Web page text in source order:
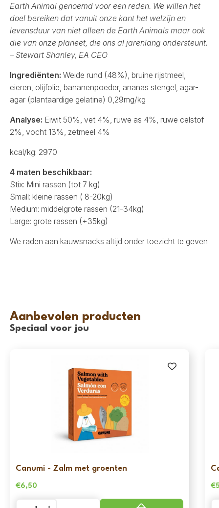
Earth Animal genoemd voor een reden. We willen het
doel bereiken dat vanuit onze kant het welzijn en
levensduur van niet alleen de Earth Animals maar ook
die van onze planeet, die ons al jarenlang ondersteunt.
– Stewart Shanley, EA CEO
Ingrediënten: Weide rund (48%), bruine rijstmeel,
eieren, olijfolie, bananenpoeder, ananas stengel, agar-
agar (plantaardige gelatine) 0,29mg/kg
Analyse: Eiwit 50%, vet 4%, ruwe as 4%, ruwe celstof
2%, vocht 13%, zetmeel 4%
kcal/kg: 2970
4 maten beschikbaar:
Stix: Mini rassen (tot 7 kg)
Small: kleine rassen ( 8-20kg)
Medium: middelgrote rassen (21-34kg)
Large: grote rassen (+35kg)
We raden aan kauwsnacks altijd onder toezicht te geven
Aanbevolen producten
Speciaal voor jou
Canumi - Zalm met groenten
€6,50 €